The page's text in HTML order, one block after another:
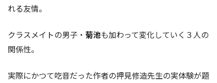
れる友情。
クラスメイトの男子・ 菊池も加わって変化していく３人の
関係性。
実際にかつて吃音だった作者の押見修造先生の実体験が題